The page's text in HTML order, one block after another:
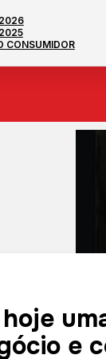
CONSUMIDOR
e